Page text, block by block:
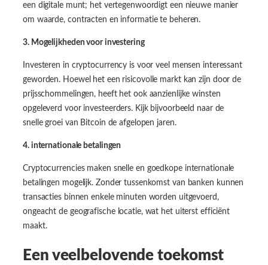
een digitale munt; het vertegenwoordigt een nieuwe manier
om waarde, contracten en informatie te beheren.
3. Mogelijkheden voor investering
Investeren in cryptocurrency is voor veel mensen interessant
geworden. Hoewel het een risicovolle markt kan zijn door de
prijsschommelingen, heeft het ook aanzienlijke winsten
opgeleverd voor investeerders. Kijk bijvoorbeeld naar de
snelle groei van Bitcoin de afgelopen jaren.
4. internationale betalingen
Cryptocurrencies maken snelle en goedkope internationale
betalingen mogelijk. Zonder tussenkomst van banken kunnen
transacties binnen enkele minuten worden uitgevoerd,
ongeacht de geografische locatie, wat het uiterst efficiënt
maakt.
Een veelbelovende toekomst